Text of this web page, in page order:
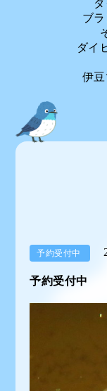
ブ
ダイ
伊
予約受付中
予約受付中